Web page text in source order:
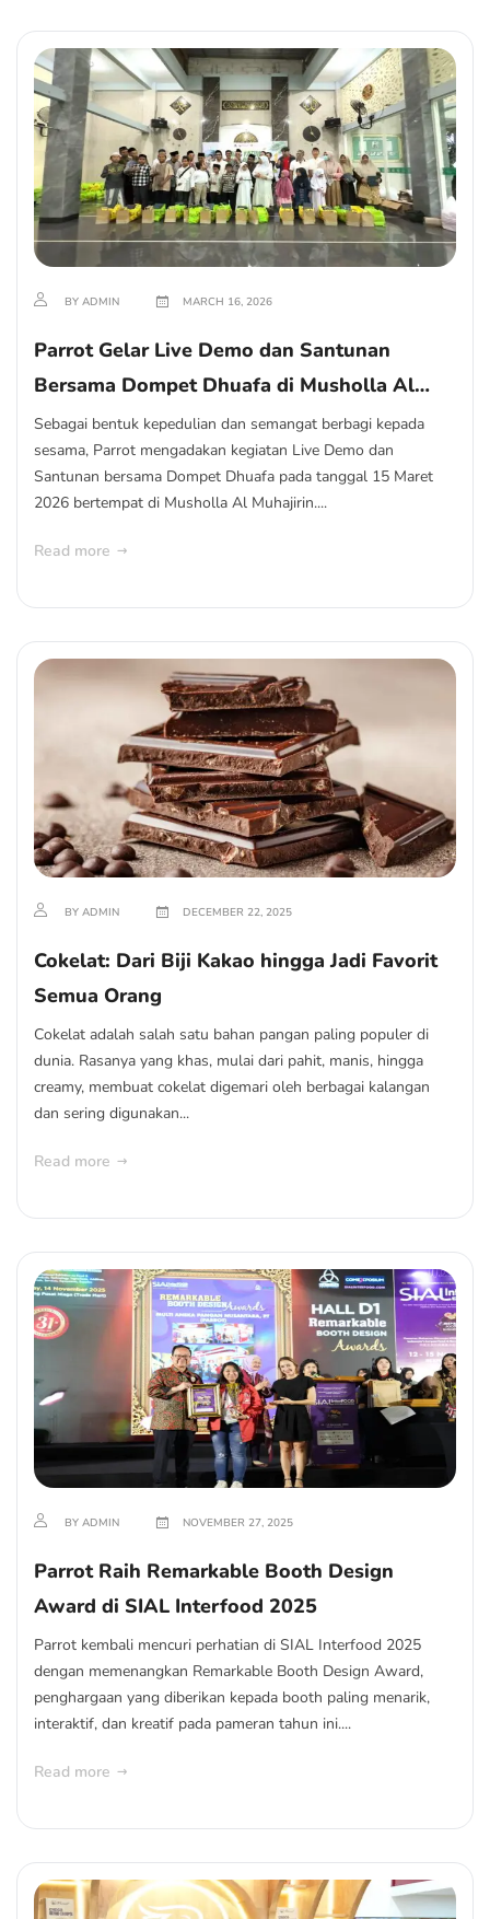
BY ADMIN MARCH 16, 2026
Parrot Gelar Live Demo dan Santunan
Bersama Dompet Dhuafa di Musholla Al
Muhajirin
Sebagai bentuk kepedulian dan semangat berbagi kepada
sesama, Parrot mengadakan kegiatan Live Demo dan
Santunan bersama Dompet Dhuafa pada tanggal 15 Maret
2026 bertempat di Musholla Al Muhajirin....
Read more
BY ADMIN DECEMBER 22, 2025
Cokelat: Dari Biji Kakao hingga Jadi Favorit
Semua Orang
Cokelat adalah salah satu bahan pangan paling populer di
dunia. Rasanya yang khas, mulai dari pahit, manis, hingga
creamy, membuat cokelat digemari oleh berbagai kalangan
dan sering digunakan...
Read more
BY ADMIN NOVEMBER 27, 2025
Parrot Raih Remarkable Booth Design
Award di SIAL Interfood 2025
Parrot kembali mencuri perhatian di SIAL Interfood 2025
dengan memenangkan Remarkable Booth Design Award,
penghargaan yang diberikan kepada booth paling menarik,
interaktif, dan kreatif pada pameran tahun ini....
Read more